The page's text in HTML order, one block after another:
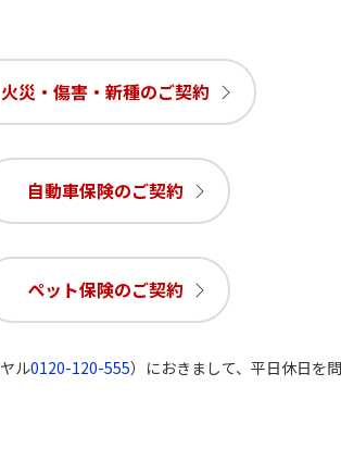
火災・傷害・新種のご契約
自動車保険のご契約
ペット保険のご契約
ル0120-120-555）におきまして、平日休日を